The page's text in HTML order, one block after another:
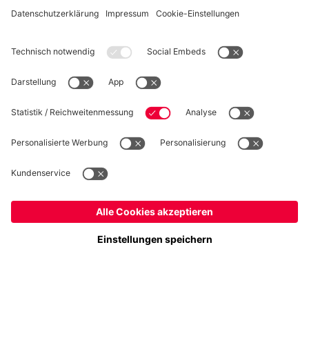
WIDERRUF
Datenschutz
Cookie Details
Preise inklusive MwSt. und zzgl. Versandkosten
© FC Bayern München AG
FC Bayern München AG, Säbener Str. 51-57, 81547 München
Ja,Deutschland, um dorthin zu liefern!
Nein,Global, um dorthin zu liefern!